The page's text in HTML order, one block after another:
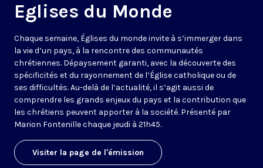
Eglises du Monde
Chaque semaine, Églises du monde invite à s’immerger dans
la vie d’un pays, à la rencontre des communautés
chrétiennes. Dépaysement garanti, avec la découverte des
spécificités et du rayonnement de l’Église catholique ou de
ses difficultés. Au-delà de l’actualité, il s’agit aussi de
comprendre les grands enjeux du pays et la contribution que
les chrétiens peuvent apporter à la société. Présenté par
Marion Fontenille chaque jeudi à 21h45.
Visiter la page de l'émission